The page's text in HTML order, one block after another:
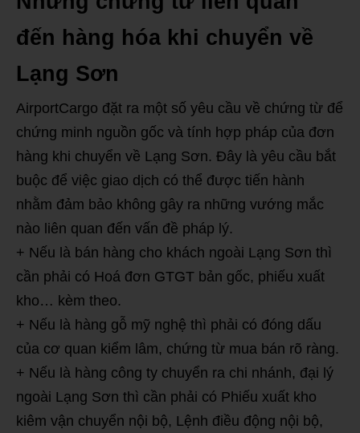
đến hàng hóa khi chuyển về
Lạng Sơn
AirportCargo đặt ra một số yêu cầu về chứng từ để
chứng minh nguồn gốc và tính hợp pháp của đơn
hàng khi chuyển về Lạng Sơn. Đây là yêu cầu bắt
buộc để việc giao dịch có thể được tiến hành
nhằm đảm bảo không gây ra những vướng mắc
nào liên quan đến vấn đề pháp lý.
+ Nếu là bán hàng cho khách ngoài Lạng Sơn thì
cần phải có Hoá đơn GTGT bản gốc, phiếu xuất
kho… kèm theo.
+ Nếu là hàng gỗ mỹ nghệ thì phải có đóng dấu
của cơ quan kiểm lâm, chứng từ mua bán rõ ràng.
+ Nếu là hàng công ty chuyển ra chi nhánh, đại lý
ngoài Lạng Sơn thì cần phải có Phiếu xuất kho
kiêm vận chuyển nội bộ, Lệnh điều động nội bộ,